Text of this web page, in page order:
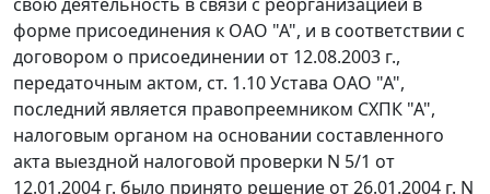
свою деятельность в связи с реорганизацией в
форме присоединения к ОАО "А", и в соответствии с
договором о присоединении от 12.08.2003 г.,
передаточным актом, ст. 1.10 Устава ОАО "А",
последний является правопреемником СХПК "А",
налоговым органом на основании составленного
акта выездной налоговой проверки N 5/1 от
12.01.2004 г. было принято решение от 26.01.2004 г. N